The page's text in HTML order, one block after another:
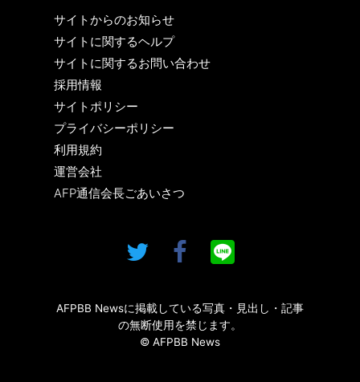
サイトからのお知らせ
サイトに関するヘルプ
サイトに関するお問い合わせ
採用情報
サイトポリシー
プライバシーポリシー
利用規約
運営会社
AFP通信会長ごあいさつ
AFPBB Newsに掲載している写真・見出し・記事
の無断使用を禁じます。
© AFPBB News